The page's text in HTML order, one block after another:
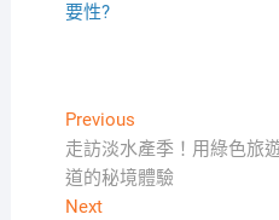
要性?
文
章
導
PreviousPrevious
post:
走訪淡水產季！用綠色旅
道的秘境體驗
NextNext